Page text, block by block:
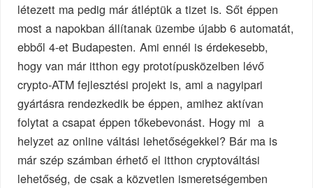
létezett ma pedig már átléptük a tizet is. Sőt éppen
most a napokban állítanak üzembe újabb 6 automatát,
ebből 4-et Budapesten. Ami ennél is érdekesebb,
hogy van már itthon egy prototípusközelben lévő
crypto-ATM fejlesztési projekt is, ami a nagyipari
gyártásra rendezkedik be éppen, amihez aktívan
folytat a csapat éppen tőkebevonást. Hogy mi a
helyzet az online váltási lehetőségekkel? Bár ma is
már szép számban érhető el itthon cryptováltási
lehetőség, de csak a közvetlen ismeretségemben